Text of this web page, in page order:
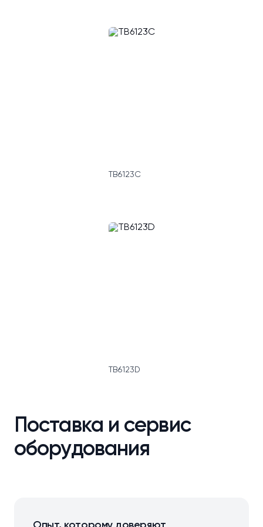
TB6123C
TB6123D
Поставка и сервис
оборудования